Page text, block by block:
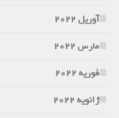
آوریل 2022
مارس 2022
فوریه 2022
ژانویه 2022